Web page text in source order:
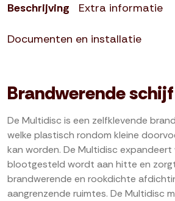
Beschrijving Extra informatie
Documenten en installatie
Brandwerende schijf
De Multidisc is een zelfklevende
welke plastisch rondom kleine
kan worden. De Multidisc expandeert
blootgesteld wordt aan hitte en
brandwerende en rookdichte
aangrenzende ruimtes. De Multidisc